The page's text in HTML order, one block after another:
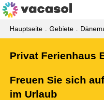
Hauptseite Gebiete
Privat Ferienhaus
Freuen Sie sich
im Urlaub